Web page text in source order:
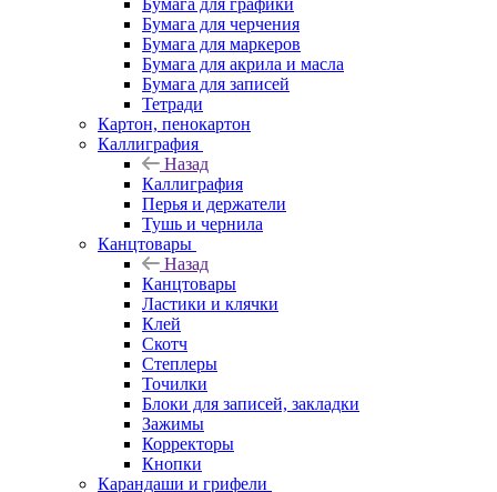
Бумага для графики
Бумага для черчения
Бумага для маркеров
Бумага для акрила и масла
Бумага для записей
Тетради
Картон, пенокартон
Каллиграфия
Назад
Каллиграфия
Перья и держатели
Тушь и чернила
Канцтовары
Назад
Канцтовары
Ластики и клячки
Клей
Скотч
Степлеры
Точилки
Блоки для записей, закладки
Зажимы
Корректоры
Кнопки
Карандаши и грифели